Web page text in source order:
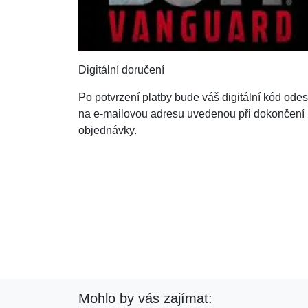
Digitální doručení
Po potvrzení platby bude váš digitální kód
na e-mailovou adresu uvedenou při dokončení
objednávky.
Mohlo by vás zajímat: